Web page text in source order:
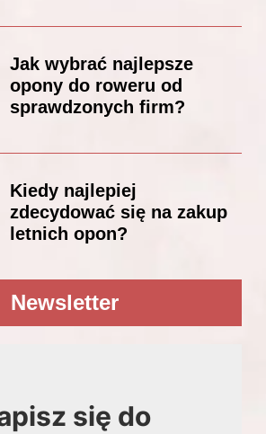
Jak wybrać najlepsze
opony do roweru od
sprawdzonych firm?
Kiedy najlepiej
zdecydować się na zakup
letnich opon?
Newsletter
się do